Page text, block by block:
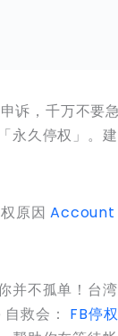
诉，千万不要
永久停权」。
权原因Account
并不孤单！台
救会： FB停